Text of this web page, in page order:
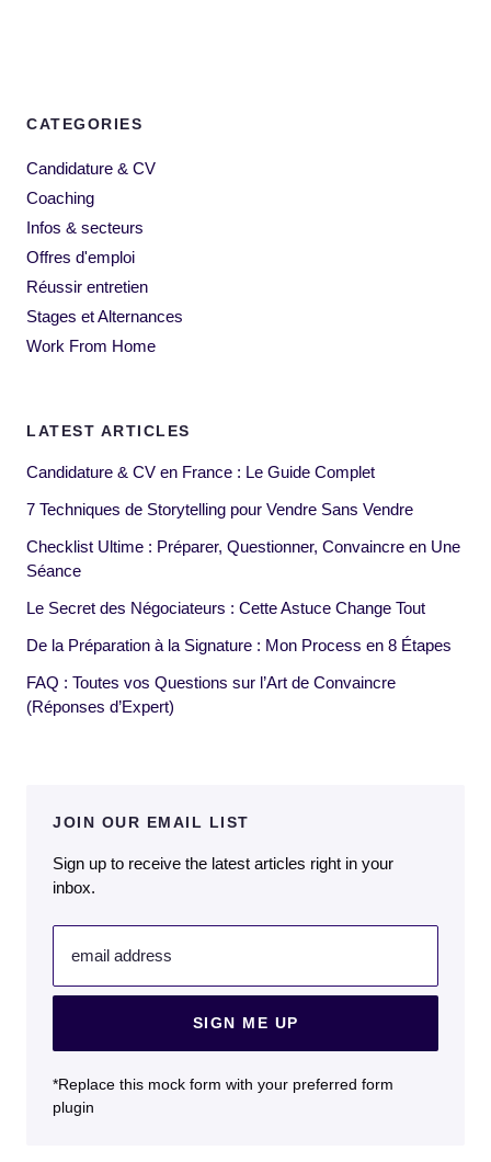
CATEGORIES
Candidature & CV
Coaching
Infos & secteurs
Offres d'emploi
Réussir entretien
Stages et Alternances
Work From Home
LATEST ARTICLES
Candidature & CV en France : Le Guide Complet
7 Techniques de Storytelling pour Vendre Sans Vendre
Checklist Ultime : Préparer, Questionner, Convaincre en Une
Séance
Le Secret des Négociateurs : Cette Astuce Change Tout
De la Préparation à la Signature : Mon Process en 8 Étapes
FAQ : Toutes vos Questions sur l’Art de Convaincre
(Réponses d’Expert)
JOIN OUR EMAIL LIST
Sign up to receive the latest articles right in your
inbox.
email address
SIGN ME UP
*Replace this mock form with your preferred form
plugin